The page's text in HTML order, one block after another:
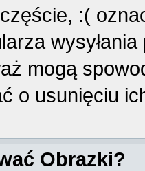
:(
mogą
o usunięciu
Obrazki?